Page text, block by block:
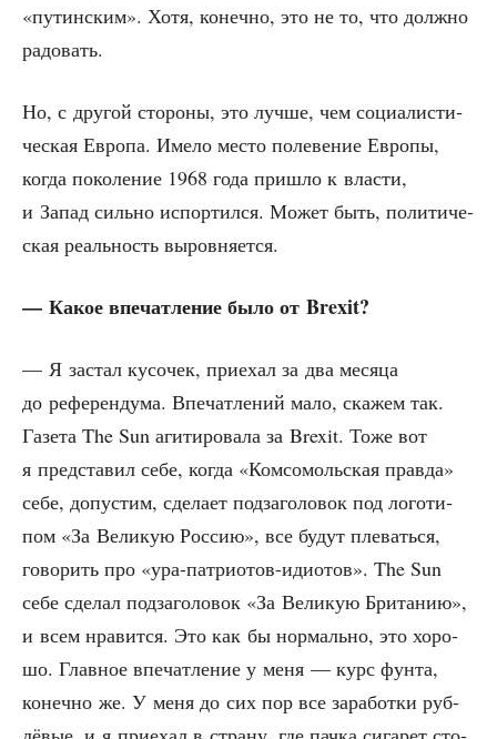
«путин­ским». Хотя, конеч­но, это не то, что долж­но
радовать.
Но, с дру­гой сто­ро­ны, это луч­ше, чем соци­а­ли­сти­
че­ская Евро­па. Име­ло место поле­ве­ние Евро­пы,
когда поко­ле­ние 1968 года при­шло к вла­сти,
и Запад силь­но испор­тил­ся. Может быть, поли­ти­че­
ская реаль­ность выровняется.
— Какое впе­чат­ле­ние было от Brexit?
— Я застал кусо­чек, при­е­хал за два меся­ца
до рефе­рен­ду­ма. Впе­чат­ле­ний мало, ска­жем так.
Газе­та The Sun аги­ти­ро­ва­ла за Brexit. Тоже вот
я пред­ста­вил себе, когда «Ком­со­моль­ская прав­да»
себе, допу­стим, сде­ла­ет под­за­го­ло­вок под лого­ти­
пом «За Вели­кую Рос­сию», все будут пле­вать­ся,
гово­рить про «ура-пат­ри­о­тов-иди­о­тов». The Sun
себе сде­лал под­за­го­ло­вок «За Вели­кую Бри­та­нию»,
и всем нра­вит­ся. Это как бы нор­маль­но, это хоро­
шо. Глав­ное впе­чат­ле­ние у меня — курс фун­та,
конеч­но же. У меня до сих пор все зара­бот­ки руб­